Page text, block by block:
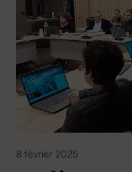
8 février 2025